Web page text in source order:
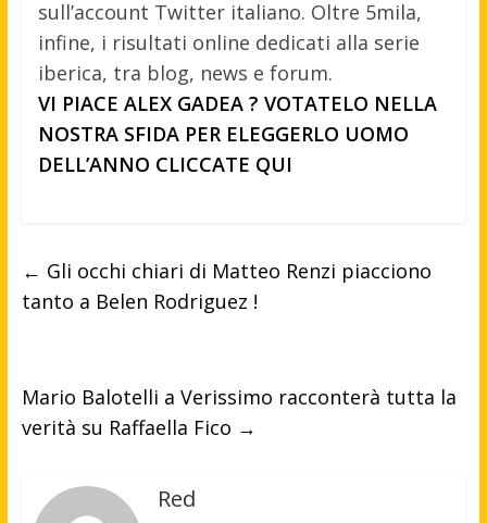
sull’account Twitter italiano. Oltre 5mila,
infine, i risultati online dedicati alla serie
iberica, tra blog, news e forum.
VI PIACE ALEX GADEA ? VOTATELO NELLA
NOSTRA SFIDA PER ELEGGERLO UOMO
DELL’ANNO CLICCATE QUI
← Gli occhi chiari di Matteo Renzi piacciono
tanto a Belen Rodriguez !
Mario Balotelli a Verissimo racconterà tutta la
verità su Raffaella Fico →
Red